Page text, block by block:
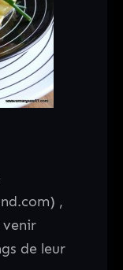
,
venir
de leur